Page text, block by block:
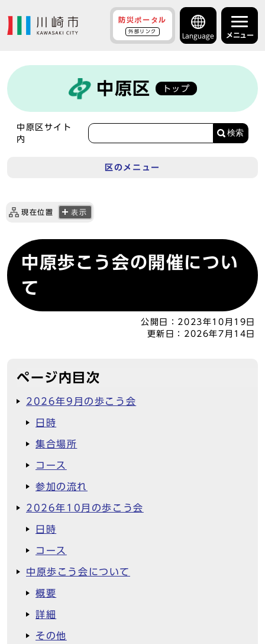
防災ポータル
外部リンク
Language メニュー
中原区 トップ
中原区サイト
内
検索
区のメニュー
現在位置 表示
中原歩こう会の開催につい
て
公開日： 2023年10月19日
更新日： 2026年7月14日
ページ内目次
2026年9月の歩こう会
日時
集合場所
コース
参加の流れ
2026年10月の歩こう会
日時
コース
中原歩こう会について
概要
詳細
その他